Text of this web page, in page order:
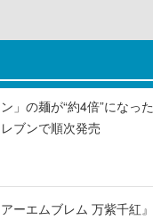
ン」の麺が“約4倍”にな
ブンで順次発売
アーエムブレム 万紫千紅